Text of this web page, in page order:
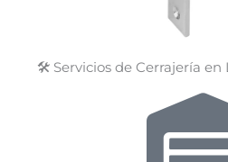
🛠 Servicios de Cerrajería en